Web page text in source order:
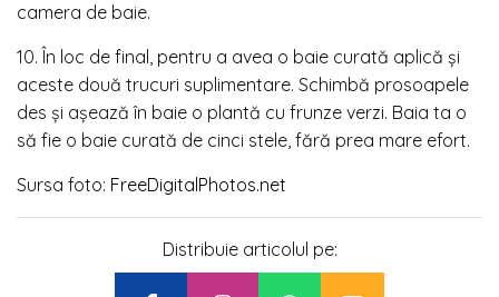
camera de baie.
10. În loc de final, pentru a avea o baie curată aplică și
aceste două trucuri suplimentare. Schimbă prosoapele
des și așează în baie o plantă cu frunze verzi. Baia ta o
să fie o baie curată de cinci stele, fără prea mare efort.
Sursa foto: FreeDigitalPhotos.net
Distribuie articolul pe: